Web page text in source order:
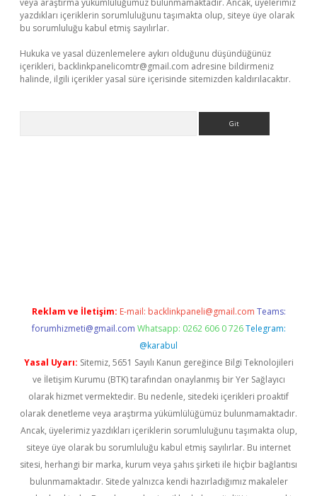
veya araştırma yükümlülüğümüz bulunmamaktadır. Ancak, üyelerimiz
yazdıkları içeriklerin sorumluluğunu taşımakta olup, siteye üye olarak
bu sorumluluğu kabul etmiş sayılırlar.
Hukuka ve yasal düzenlemelere aykırı olduğunu düşündüğünüz
içerikleri, backlinkpanelicomtr@gmail.com adresine bildirmeniz
halinde, ilgili içerikler yasal süre içerisinde sitemizden kaldırılacaktır.
Reklam ve İletişim: E-mail: backlinkpaneli@gmail.com Teams:
forumhizmeti@gmail.com Whatsapp: 0262 606 0 726 Telegram:
@karabul
Yasal Uyarı: Sitemiz, 5651 Sayılı Kanun gereğince Bilgi Teknolojileri
ve İletişim Kurumu (BTK) tarafından onaylanmış bir Yer Sağlayıcı
olarak hizmet vermektedir. Bu nedenle, sitedeki içerikleri proaktif
olarak denetleme veya araştırma yükümlülüğümüz bulunmamaktadır.
Ancak, üyelerimiz yazdıkları içeriklerin sorumluluğunu taşımakta olup,
siteye üye olarak bu sorumluluğu kabul etmiş sayılırlar. Bu internet
sitesi, herhangi bir marka, kurum veya şahıs şirketi ile hiçbir bağlantısı
bulunmamaktadır. Sitede yalnızca kendi hazırladığımız makaleler